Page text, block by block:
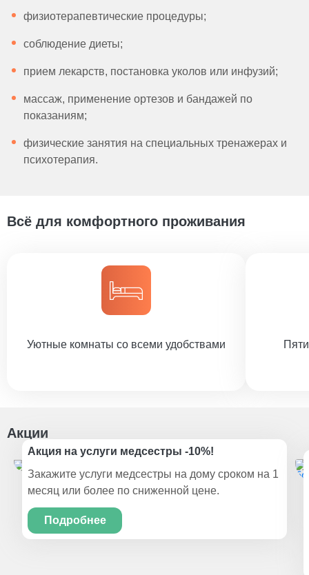
физиотерапевтические процедуры;
соблюдение диеты;
прием лекарств, постановка уколов или инфузий;
массаж, применение ортезов и бандажей по
показаниям;
физические занятия на специальных тренажерах и
психотерапия.
Всё для комфортного проживания
Уютные комнаты со всеми удобствами
Акции
Акция на услуги медсестры -10%!
Закажите услуги медсестры на дому сроком на 1
месяц или более по сниженной цене.
Подробнее